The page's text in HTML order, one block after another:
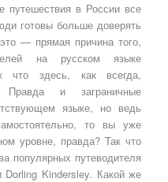
путешествия в России все
готовы больше доверять
— прямая причина того,
на русском языке
что здесь, как всегда,
Правда и заграничные
языке, но ведь
то вы уже
уровне, правда? Так что
популярных путеводителя
Dorling Kindersley. Какой же